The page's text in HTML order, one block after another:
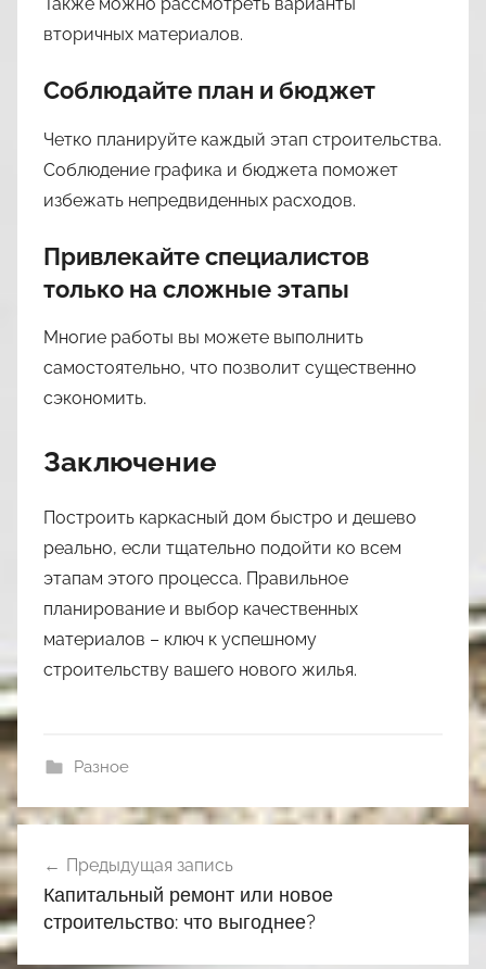
вторичных материалов.
Соблюдайте план и бюджет
Четко планируйте каждый этап строительства.
Соблюдение графика и бюджета поможет
избежать непредвиденных расходов.
Привлекайте специалистов
только на сложные этапы
Многие работы вы можете выполнить
самостоятельно, что позволит существенно
сэкономить.
Заключение
Построить каркасный дом быстро и дешево
реально, если тщательно подойти ко всем
этапам этого процесса. Правильное
планирование и выбор качественных
материалов – ключ к успешному
строительству вашего нового жилья.
Разное
Навигация
по
записям
Предыдущая запись
Капитальный ремонт или новое
строительство: что выгоднее?